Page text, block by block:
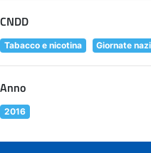
CNDD
Tabacco e nicotina Giornate
Anno
2016